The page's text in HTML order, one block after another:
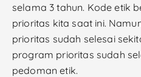
selama 3 tahun. Kode etik
prioritas kita saat ini.
prioritas sudah selesai
program prioritas sudah
pedoman etik.